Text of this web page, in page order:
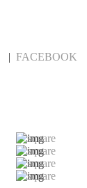
| FACEBOOK